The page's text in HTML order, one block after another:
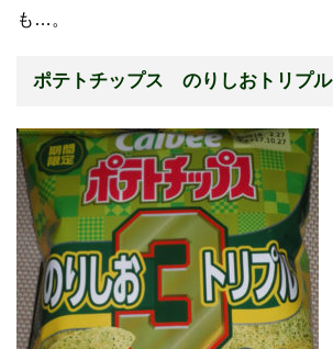
も…。
ポテトチップス のりしおトリプル